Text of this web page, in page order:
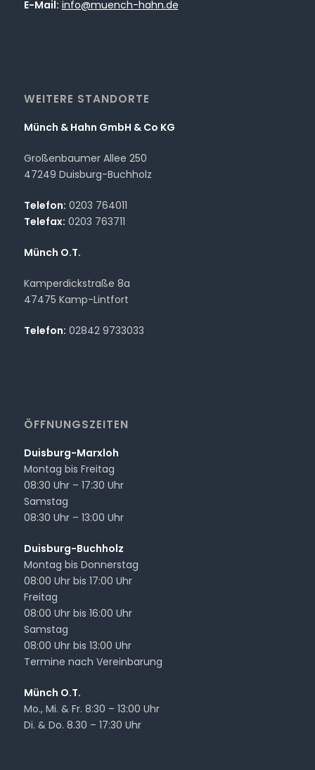
E-Mail: info@muench-hahn.de
WEITERE STANDORTE
Münch & Hahn GmbH & Co KG
Großenbaumer Allee 250
47249 Duisburg-Buchholz
Telefon: 0203 764011
Telefax: 0203 763711
Münch O.T.
Kamperdickstraße 8a
47475 Kamp-Lintfort
Telefon: 02842 9733033
ÖFFNUNGSZEITEN
Duisburg-Marxloh
Montag bis Freitag
08:30 Uhr – 17:30 Uhr
Samstag
08:30 Uhr – 13:00 Uhr
Duisburg-Buchholz
Montag bis Donnerstag
08:00 Uhr bis 17:00 Uhr
Freitag
08:00 Uhr bis 16:00 Uhr
Samstag
08:00 Uhr bis 13:00 Uhr
Termine nach Vereinbarung
Münch O.T.
Mo., Mi. & Fr. 8:30 – 13:00 Uhr
Di. & Do. 8.30 – 17:30 Uhr